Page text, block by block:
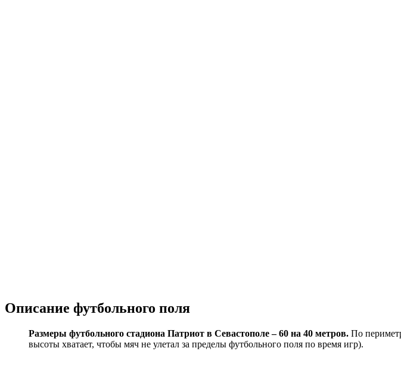
Описание футбольного поля
Размеры футбольного стадиона Патриот в Севастополе – 60 на 40 метров. По
высоты хватает, чтобы мяч не улетал за пределы футбольного поля по время игр).